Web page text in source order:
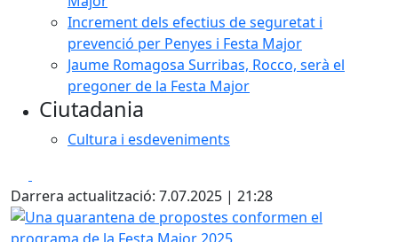
Increment dels efectius de seguretat i
prevenció per Penyes i Festa Major
Jaume Romagosa Surribas, Rocco, serà el
pregoner de la Festa Major
Ciutadania
Cultura i esdeveniments
Darrera actualització: 7.07.2025 | 21:28
Una quarantena de propostes conformen el programa